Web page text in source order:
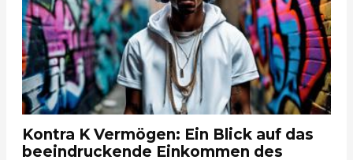
Kontra K Vermögen: Ein Blick auf das
beeindruckende Einkommen des